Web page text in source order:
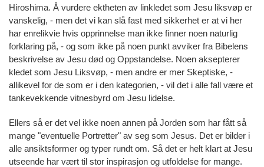
Hiroshima. Å vurdere ektheten av linkledet som Jesu liksvøp er
vanskelig, - men det vi kan slå fast med sikkerhet er at vi her
har enrelikvie hvis opprinnelse man ikke finner noen naturlig
forklaring på, - og som ikke på noen punkt avviker fra Bibelens
beskrivelse av Jesu død og Oppstandelse. Noen aksepterer
kledet som Jesu Liksvøp, - men andre er mer Skeptiske, -
allikevel for de som er i den kategorien, - vil det i alle fall være et
tankevekkende vitnesbyrd om Jesu lidelse.
Ellers så er det vel ikke noen annen på Jorden som har fått så
mange "eventuelle Portretter" av seg som Jesus. Det er bilder i
alle ansiktsformer og typer rundt om. Så det er helt klart at Jesu
utseende har vært til stor inspirasjon og utfoldelse for mange.